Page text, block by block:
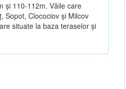
şi 110-112m. Văile care
Sopot, Clocociov şi Milcov
situate la baza teraselor şi